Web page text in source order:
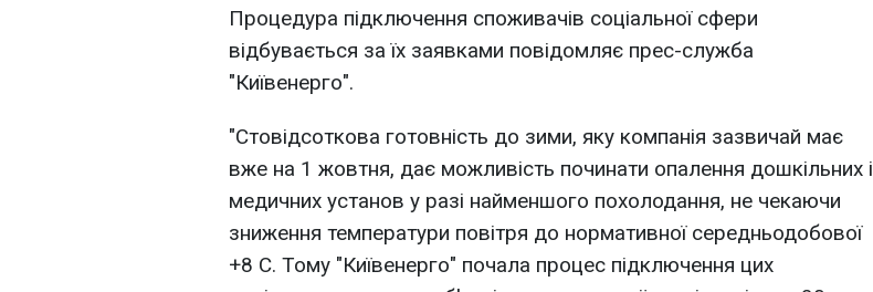
Процедура підключення споживачів соціальної сфери
відбувається за їх заявками повідомляє прес-служба
"Київенерго".
"Стовідсоткова готовність до зими, яку компанія зазвичай має
вже на 1 жовтня, дає можливість починати опалення дошкільних і
медичних установ у разі найменшого похолодання, не чекаючи
зниження температури повітря до нормативної середньодобової
+8 С. Тому "Київенерго" почала процес підключення цих